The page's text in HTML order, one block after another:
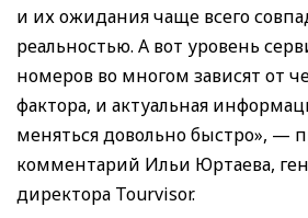
и их ожидания чаще всего
реальностью. А вот уровень
номеров во многом зависят от
фактора, и актуальная
меняться довольно быстро», —
комментарий Ильи Юртаева,
директора Tourvisor.